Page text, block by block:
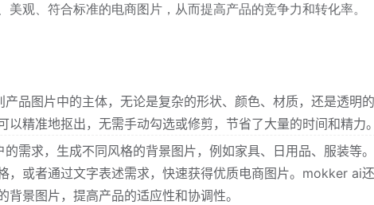
观、符合标准的电商图片，从而提高产品的竞争力和转化率。
品图片中的主体，无论是复杂的形状、颜色、材质，还是透明的
精准地抠出，无需手动勾选或修剪，节省了大量的时间和精力。
需求，生成不同风格的背景图片，例如家具、日用品、服装等
，或者通过文字表述需求，快速获得优质电商图片。mokker ai
景图片，提高产品的适应性和协调性。